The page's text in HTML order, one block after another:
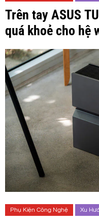
Trên tay ASUS
quá khoẻ cho hệ
Phụ Kiện Công Nghệ Xu